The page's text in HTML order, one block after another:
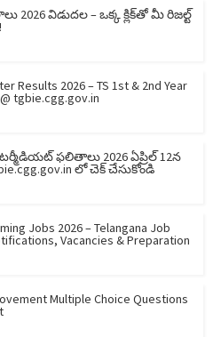
2026 విడుదల – ఒక్క క్లిక్‌తో మీ రిజల్ట్
Results 2026 – TS 1st & 2nd Year
tgbie.cgg.gov.in
ఫలితాలు 2026 ఏప్రిల్ 12న
లో చెక్ చేసుకోండి
Jobs 2026 – Telangana Job
Vacancies & Preparation
Multiple Choice Questions